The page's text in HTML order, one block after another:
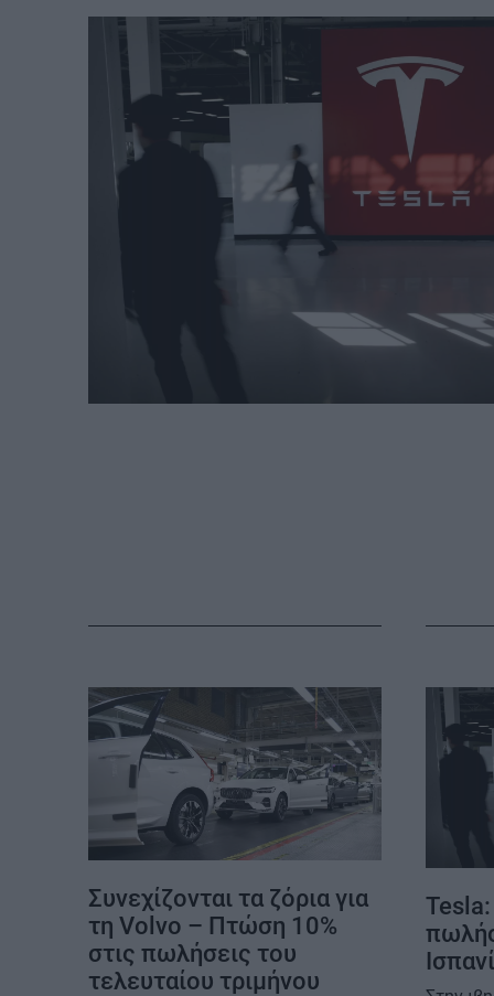
στα 22 χλμ.
REAL ESTATE
ΠΕΡΙΒΑΛΛΟΝ
ΜΕΤΑΦΟΡΕΣ -
Συνεχίζονται τα ζόρια για
τη Volvo – Πτώση 10%
στις πωλήσεις του
τελευταίου τριμήνου